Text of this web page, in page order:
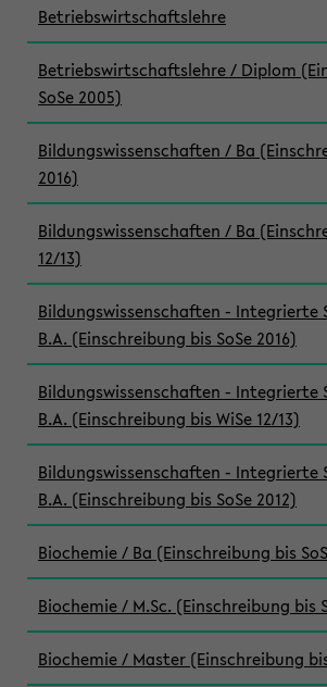
Betriebswirtschaftslehre
Betriebswirtschaftslehre / Diplom
SoSe 2005)
Bildungswissenschaften / Ba
2016)
Bildungswissenschaften / Ba
12/13)
Bildungswissenschaften - Integrierte
B.A. (Einschreibung bis SoSe 2016)
Bildungswissenschaften - Integrierte
B.A. (Einschreibung bis WiSe 12/13)
Bildungswissenschaften - Integrierte
B.A. (Einschreibung bis SoSe 2012)
Biochemie / Ba (Einschreibung bis
Biochemie / M.Sc. (Einschreibung bis
Biochemie / Master (Einschreibung